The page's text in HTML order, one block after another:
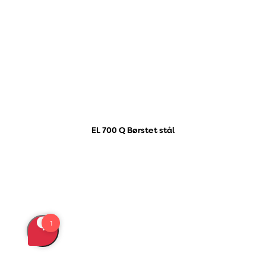
EL 700 Q Børstet stål